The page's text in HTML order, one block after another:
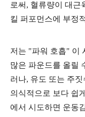
로써, 혈류량이 대근
킬 퍼포먼스에 부정
저는 "파워 호흡" 이
많은 파운드를 올릴
러나, 유도 또는 주
의식적으로 보다 쉽
에서 시도하면 운동